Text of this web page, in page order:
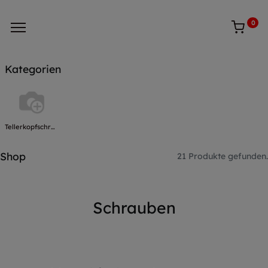
0
Kategorien
Tellerkopfschrauben
Shop 21 Produkte gefunden.
Schrauben